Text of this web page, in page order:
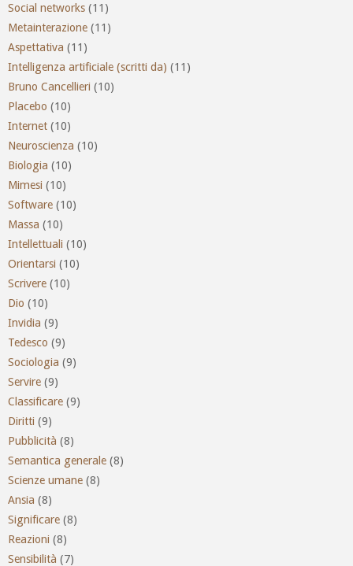
Social networks (11)
Metainterazione (11)
Aspettativa (11)
Intelligenza artificiale (scritti da) (11)
Bruno Cancellieri (10)
Placebo (10)
Internet (10)
Neuroscienza (10)
Biologia (10)
Mimesi (10)
Software (10)
Massa (10)
Intellettuali (10)
Orientarsi (10)
Scrivere (10)
Dio (10)
Invidia (9)
Tedesco (9)
Sociologia (9)
Servire (9)
Classificare (9)
Diritti (9)
Pubblicità (8)
Semantica generale (8)
Scienze umane (8)
Ansia (8)
Significare (8)
Reazioni (8)
Sensibilità (7)